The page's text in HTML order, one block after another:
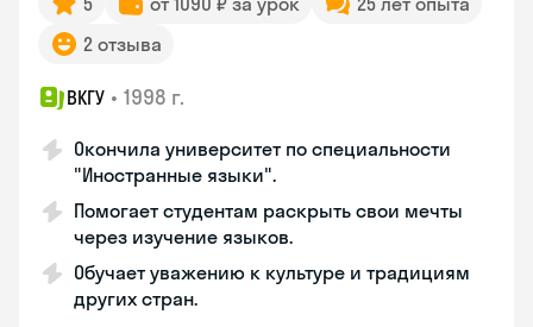
2 отзыва
ВКГУ • 1998 г.
Окончила университет по специальности
"Иностранные языки".
Помогает студентам раскрыть свои мечты
через изучение языков.
Обучает уважению к культуре и традициям
других стран.